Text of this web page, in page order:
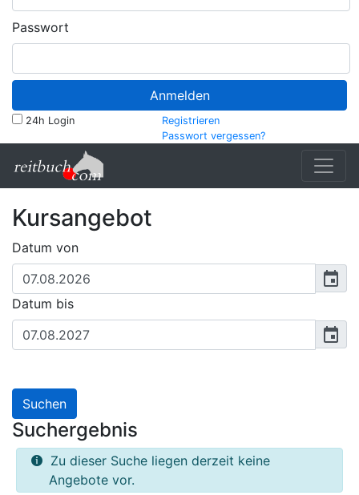
Passwort
Anmelden
24h Login
Registrieren
Passwort vergessen?
Kursangebot
Datum von
Datum bis
Suchen
Suchergebnis
Zu dieser Suche liegen derzeit keine
Angebote vor.